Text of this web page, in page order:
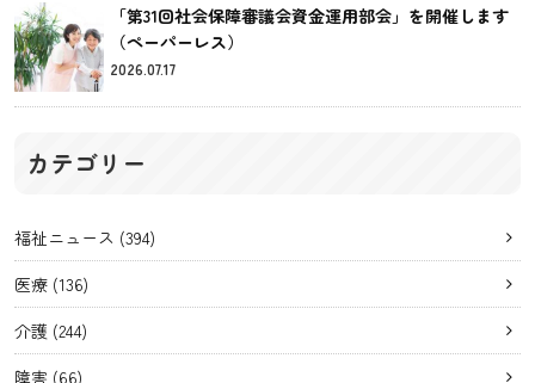
「第31回社会保障審議会資金運用部会」を開催します
（ペーパーレス）
2026.07.17
カテゴリー
福祉ニュース (394)
医療 (136)
介護 (244)
障害 (66)